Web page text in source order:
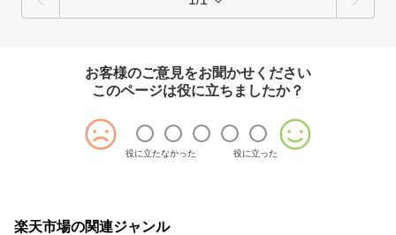
お客様のご意見をお聞かせください
このページは役に立ちましたか？
役に立たなかった 役に立った
楽天市場の関連ジャンル